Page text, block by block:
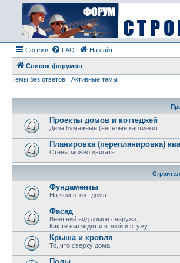
Ссылки FAQ На сайт
Список форумов
Темы без ответов
Активные темы
Проекты домов и коттеджей
Дела бумажные (веселые картинки)
Планировка (перепланировка)
Стены можно двигать
Фундаменты
На чем стоят дома
Фасад
Внешний вид домов снаружи,
Как те выглядят и в зной и стужу
Крыша и кровля
То, что сверху дома
Полы